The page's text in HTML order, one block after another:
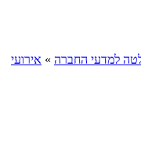
למדעי החברה » אירועי